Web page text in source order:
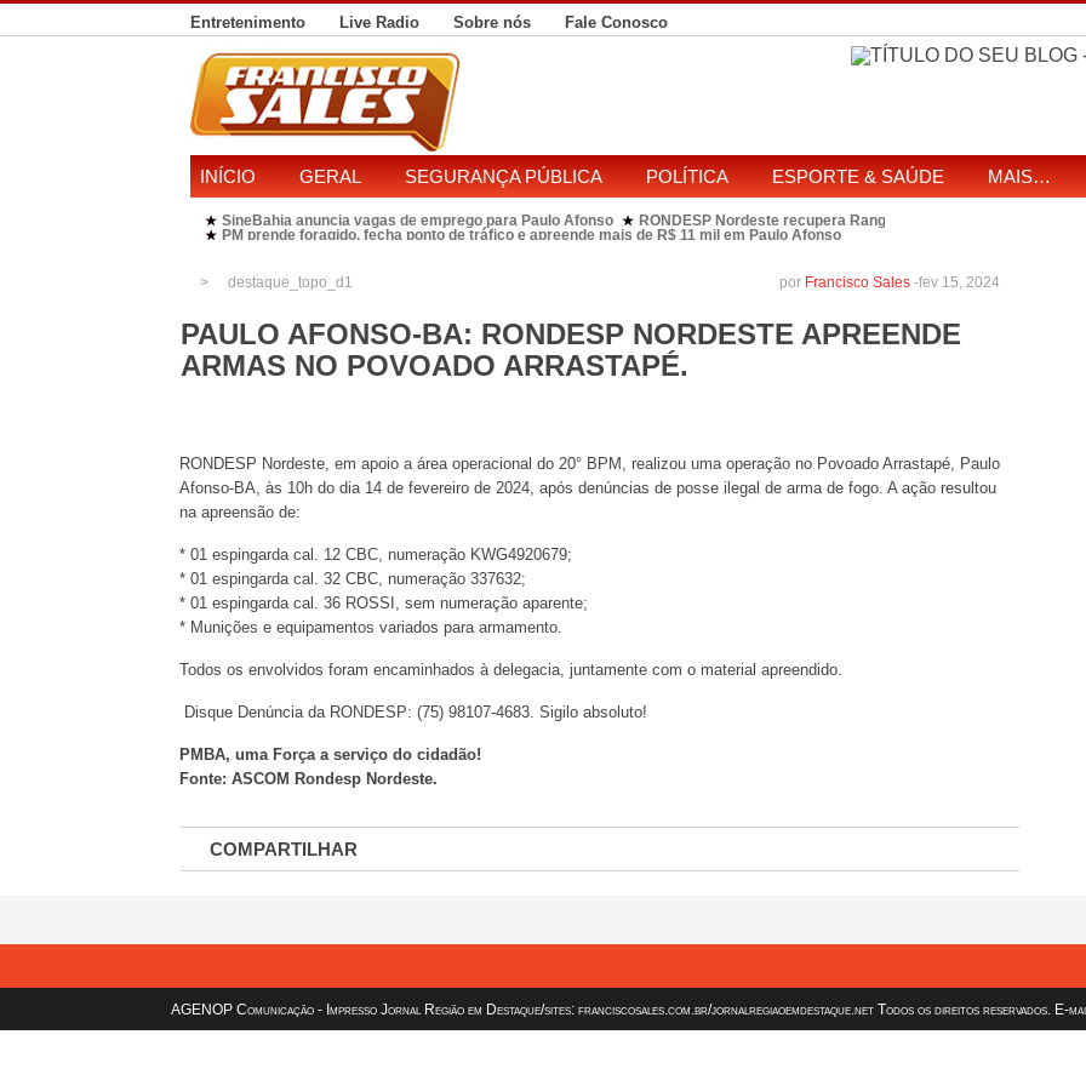
Entretenimento Live Radio Sobre nós Fale Conosco
INÍCIO GERAL SEGURANÇA PÚBLICA POLÍTICA ESPORTE & SAÚDE MAIS…
★ SineBahia anuncia vagas de emprego para Paulo Afonso ★ RONDESP Nordeste recupera Range Rover com restrição por
★ PM prende foragido, fecha ponto de tráfico e apreende mais de R$ 11 mil em Paulo Afonso
destaque_topo_d1 fev 15, 2024
por Francisco Sales -
PAULO AFONSO-BA: RONDESP NORDESTE APREENDE
ARMAS NO POVOADO ARRASTAPÉ.
RONDESP Nordeste, em apoio a área operacional do 20° BPM, realizou uma operação no Povoado Arrastapé, Paulo
Afonso-BA, às 10h do dia 14 de fevereiro de 2024, após denúncias de posse ilegal de arma de fogo. A ação resultou
na apreensão de:
* 01 espingarda cal. 12 CBC, numeração KWG4920679;
* 01 espingarda cal. 32 CBC, numeração 337632;
* 01 espingarda cal. 36 ROSSI, sem numeração aparente;
* Munições e equipamentos variados para armamento.
Todos os envolvidos foram encaminhados à delegacia, juntamente com o material apreendido.
Disque Denúncia da RONDESP: (75) 98107-4683. Sigilo absoluto!
PMBA, uma Força a serviço do cidadão!
Fonte: ASCOM Rondesp Nordeste.
COMPARTILHAR
AGENOP Comunicação - Impresso Jornal Região em Destaque/sites: franciscosales.com.br/jornalregiaoemdestaque.net Todos os direitos reservados. E-